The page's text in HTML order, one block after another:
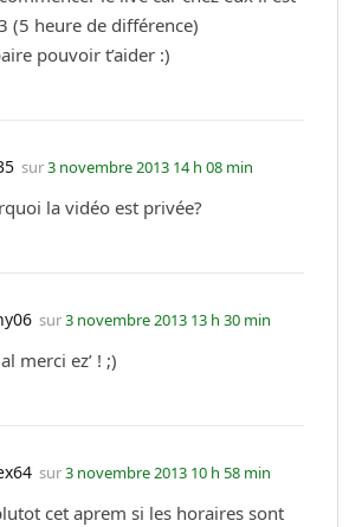
(5 heure de différence)
pouvoir t’aider :)
sur3 novembre 2013 14 h 08 min
la vidéo est privée?
sur3 novembre 2013 13 h 30 min
merci ez’ ! ;)
sur3 novembre 2013 10 h 58 min
cet aprem si les horaires sont